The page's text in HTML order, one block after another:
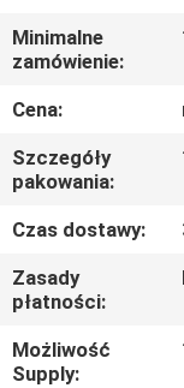
FABRYCE
KONTROLA
JAKOŚCI
SIĘ
Z
NAMI
Minimalne
zamówienie:
Cena:
Szczegóły
pakowania:
Czas dostawy:
Zasady
płatności:
Możliwość
Supply: